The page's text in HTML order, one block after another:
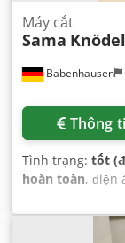
Babenhausen
Máy cắt
Sama
Thông
Tình trạng: tốt
hoàn toàn, điện
dòng điện đầu